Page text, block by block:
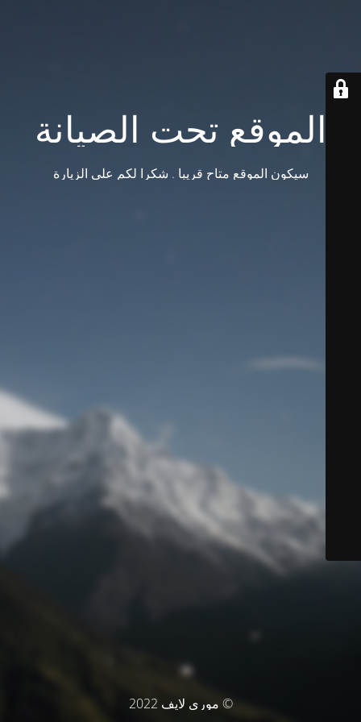
الموقع تحت الصيانة
سيكون الموقع متاح قريبا . شكرا لكم على الزيارة
© موري لايف 2022